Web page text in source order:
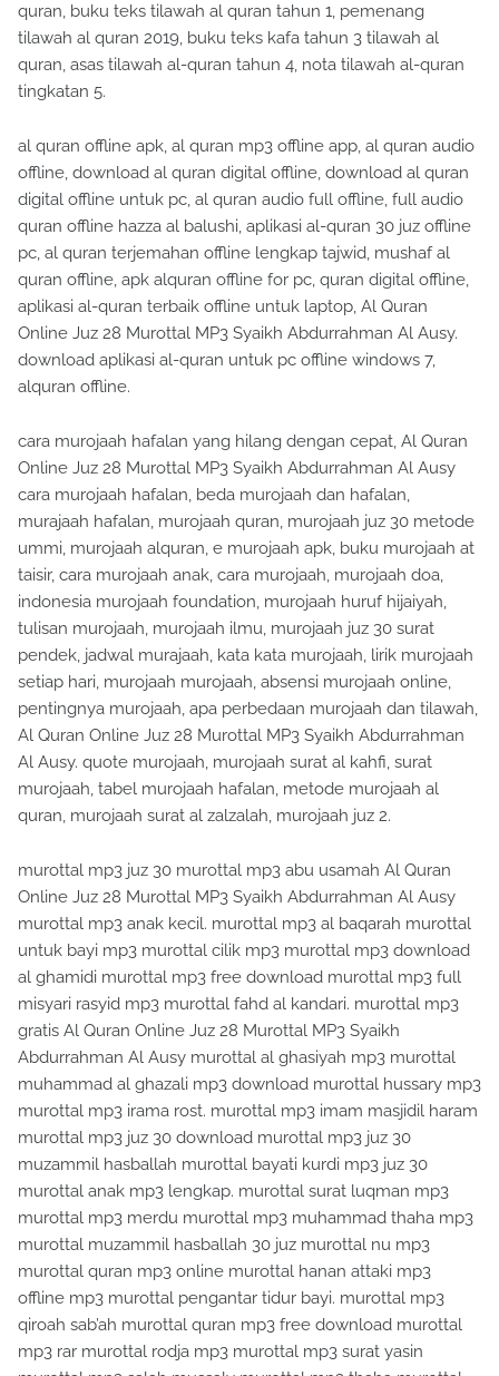
quran, buku teks tilawah al quran tahun 1, pemenang
tilawah al quran 2019, buku teks kafa tahun 3 tilawah al
quran, asas tilawah al-quran tahun 4, nota tilawah al-quran
tingkatan 5.
al quran offline apk, al quran mp3 offline app, al quran audio
offline, download al quran digital offline, download al quran
digital offline untuk pc, al quran audio full offline, full audio
quran offline hazza al balushi, aplikasi al-quran 30 juz offline
pc, al quran terjemahan offline lengkap tajwid, mushaf al
quran offline, apk alquran offline for pc, quran digital offline,
aplikasi al-quran terbaik offline untuk laptop, Al Quran
Online Juz 28 Murottal MP3 Syaikh Abdurrahman Al Ausy.
download aplikasi al-quran untuk pc offline windows 7,
alquran offline.
cara murojaah hafalan yang hilang dengan cepat, Al Quran
Online Juz 28 Murottal MP3 Syaikh Abdurrahman Al Ausy
cara murojaah hafalan, beda murojaah dan hafalan,
murajaah hafalan, murojaah quran, murojaah juz 30 metode
ummi, murojaah alquran, e murojaah apk, buku murojaah at
taisir, cara murojaah anak, cara murojaah, murojaah doa,
indonesia murojaah foundation, murojaah huruf hijaiyah,
tulisan murojaah, murojaah ilmu, murojaah juz 30 surat
pendek, jadwal murajaah, kata kata murojaah, lirik murojaah
setiap hari, murojaah murojaah, absensi murojaah online,
pentingnya murojaah, apa perbedaan murojaah dan tilawah,
Al Quran Online Juz 28 Murottal MP3 Syaikh Abdurrahman
Al Ausy. quote murojaah, murojaah surat al kahfi, surat
murojaah, tabel murojaah hafalan, metode murojaah al
quran, murojaah surat al zalzalah, murojaah juz 2.
murottal mp3 juz 30 murottal mp3 abu usamah Al Quran
Online Juz 28 Murottal MP3 Syaikh Abdurrahman Al Ausy
murottal mp3 anak kecil. murottal mp3 al baqarah murottal
untuk bayi mp3 murottal cilik mp3 murottal mp3 download
al ghamidi murottal mp3 free download murottal mp3 full
misyari rasyid mp3 murottal fahd al kandari. murottal mp3
gratis Al Quran Online Juz 28 Murottal MP3 Syaikh
Abdurrahman Al Ausy murottal al ghasiyah mp3 murottal
muhammad al ghazali mp3 download murottal hussary mp3
murottal mp3 irama rost. murottal mp3 imam masjidil haram
murottal mp3 juz 30 download murottal mp3 juz 30
muzammil hasballah murottal bayati kurdi mp3 juz 30
murottal anak mp3 lengkap. murottal surat luqman mp3
murottal mp3 merdu murottal mp3 muhammad thaha mp3
murottal muzammil hasballah 30 juz murottal nu mp3
murottal quran mp3 online murottal hanan attaki mp3
offline mp3 murottal pengantar tidur bayi. murottal mp3
qiroah sab’ah murottal quran mp3 free download murottal
mp3 rar murottal rodja mp3 murottal mp3 surat yasin